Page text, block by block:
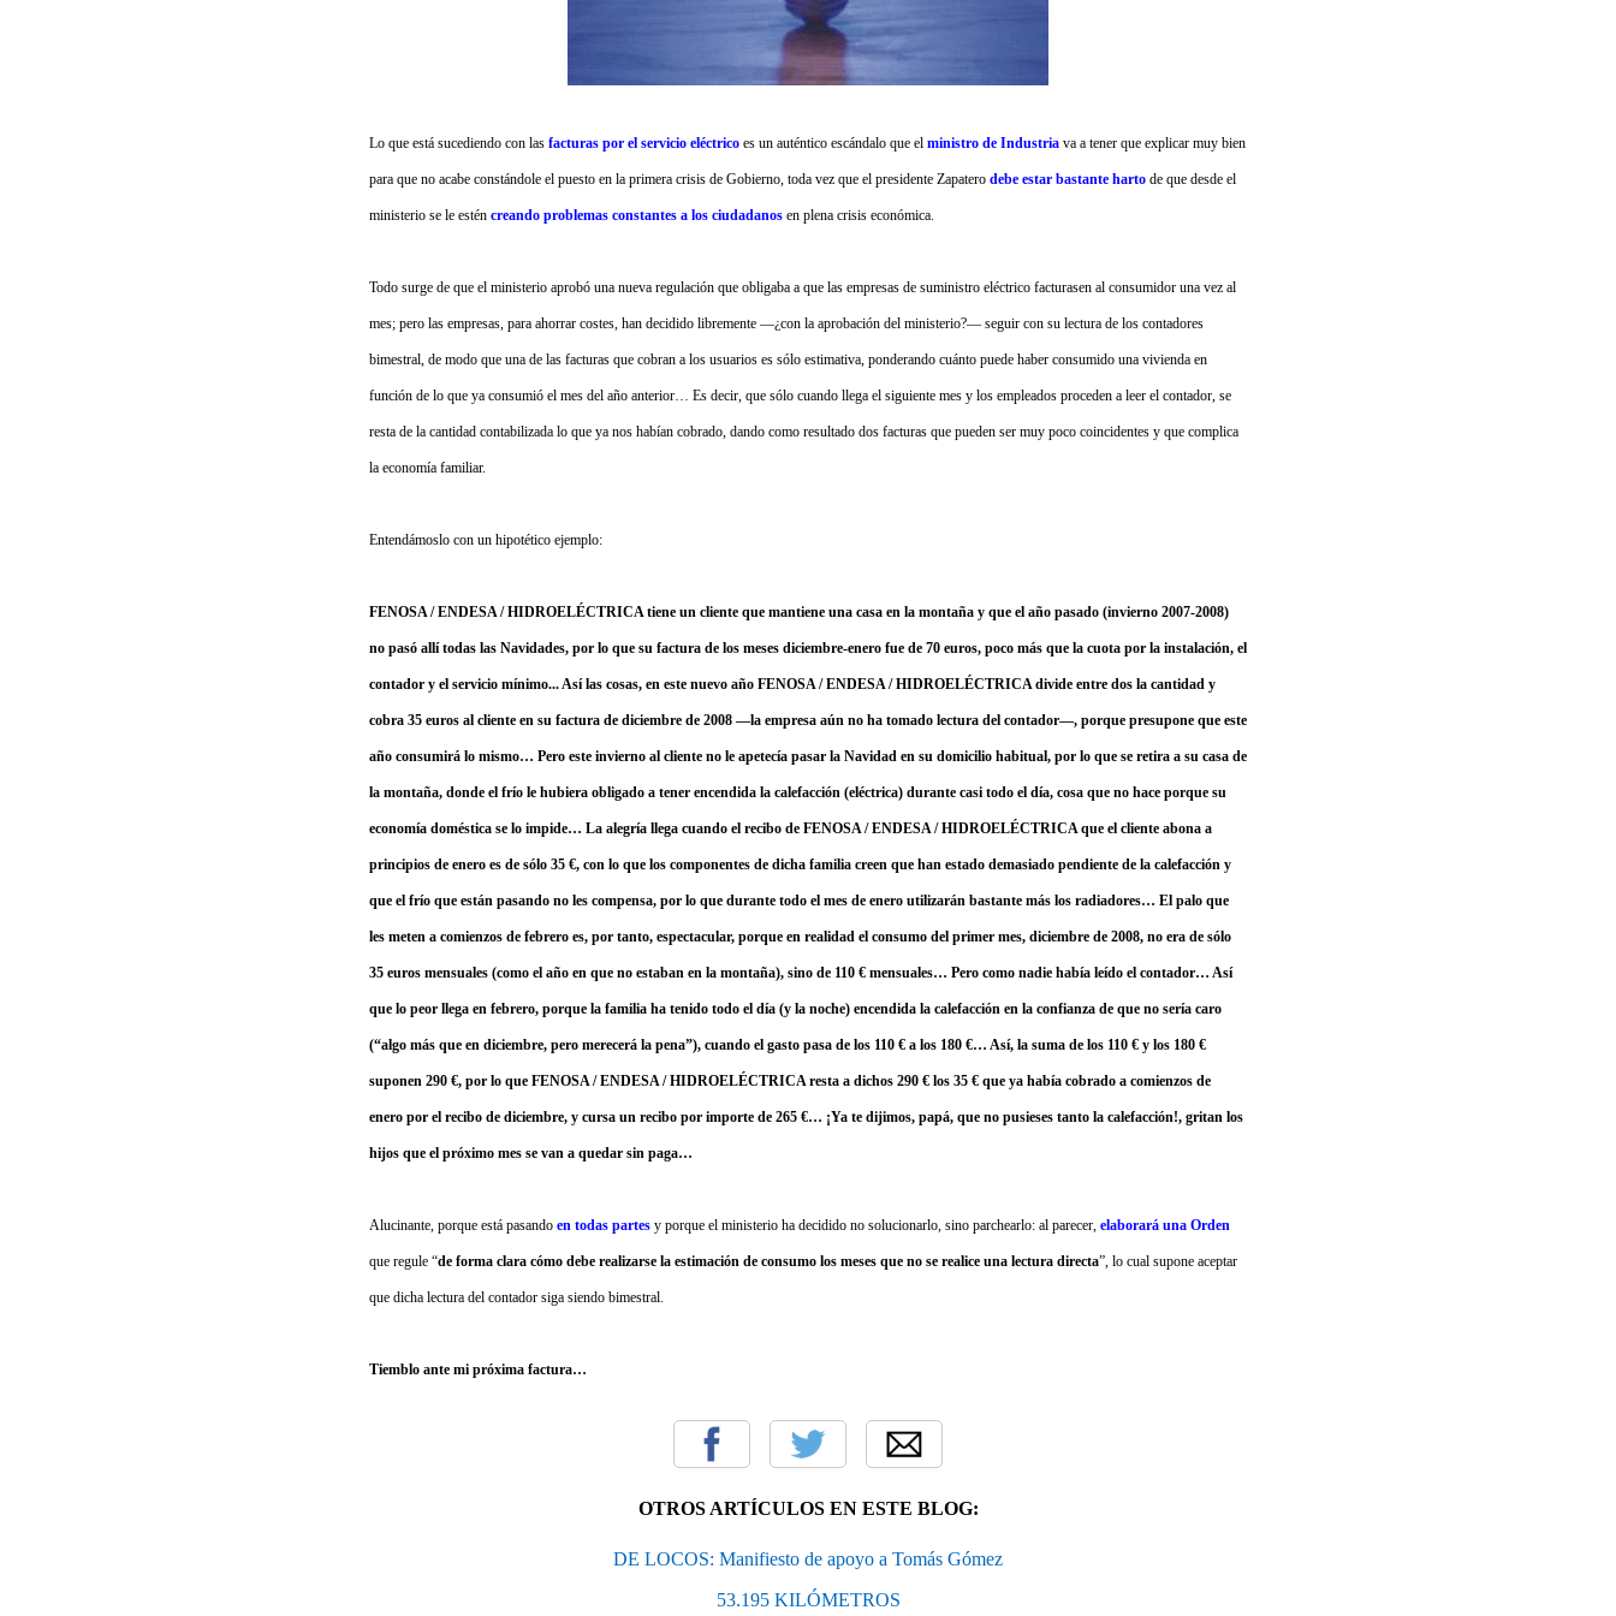
Lo que está sucediendo con las facturas por el servicio eléctrico es un auténtico escándalo que el ministro de Industria va a tener que explicar muy bien
para que no acabe constándole el puesto en la primera crisis de Gobierno, toda vez que el presidente Zapatero debe estar bastante harto de que desde el
ministerio se le estén creando problemas constantes a los ciudadanos en plena crisis económica.
Todo surge de que el ministerio aprobó una nueva regulación que obligaba a que las empresas de suministro eléctrico facturasen al consumidor una vez al
mes; pero las empresas, para ahorrar costes, han decidido libremente —¿con la aprobación del ministerio?— seguir con su lectura de los contadores
bimestral, de modo que una de las facturas que cobran a los usuarios es sólo estimativa, ponderando cuánto puede haber consumido una vivienda en
función de lo que ya consumió el mes del año anterior… Es decir, que sólo cuando llega el siguiente mes y los empleados proceden a leer el contador, se
resta de la cantidad contabilizada lo que ya nos habían cobrado, dando como resultado dos facturas que pueden ser muy poco coincidentes y que complica
la economía familiar.
Entendámoslo con un hipotético ejemplo:
FENOSA / ENDESA / HIDROELÉCTRICA tiene un cliente que mantiene una casa en la montaña y que el año pasado (invierno 2007-2008)
no pasó allí todas las Navidades, por lo que su factura de los meses diciembre-enero fue de 70 euros, poco más que la cuota por la instalación, el
contador y el servicio mínimo... Así las cosas, en este nuevo año FENOSA / ENDESA / HIDROELÉCTRICA divide entre dos la cantidad y
cobra 35 euros al cliente en su factura de diciembre de 2008 —la empresa aún no ha tomado lectura del contador—, porque presupone que este
año consumirá lo mismo… Pero este invierno al cliente no le apetecía pasar la Navidad en su domicilio habitual, por lo que se retira a su casa de
la montaña, donde el frío le hubiera obligado a tener encendida la calefacción (eléctrica) durante casi todo el día, cosa que no hace porque su
economía doméstica se lo impide… La alegría llega cuando el recibo de FENOSA / ENDESA / HIDROELÉCTRICA que el cliente abona a
principios de enero es de sólo 35 €, con lo que los componentes de dicha familia creen que han estado demasiado pendiente de la calefacción y
que el frío que están pasando no les compensa, por lo que durante todo el mes de enero utilizarán bastante más los radiadores… El palo que
les meten a comienzos de febrero es, por tanto, espectacular, porque en realidad el consumo del primer mes, diciembre de 2008, no era de sólo
35 euros mensuales (como el año en que no estaban en la montaña), sino de 110 € mensuales… Pero como nadie había leído el contador… Así
que lo peor llega en febrero, porque la familia ha tenido todo el día (y la noche) encendida la calefacción en la confianza de que no sería caro
(“algo más que en diciembre, pero merecerá la pena”), cuando el gasto pasa de los 110 € a los 180 €… Así, la suma de los 110 € y los 180 €
suponen 290 €, por lo que FENOSA / ENDESA / HIDROELÉCTRICA resta a dichos 290 € los 35 € que ya había cobrado a comienzos de
enero por el recibo de diciembre, y cursa un recibo por importe de 265 €… ¡Ya te dijimos, papá, que no pusieses tanto la calefacción!, gritan los
hijos que el próximo mes se van a quedar sin paga…
Alucinante, porque está pasando en todas partes y porque el ministerio ha decidido no solucionarlo, sino parchearlo: al parecer, elaborará una Orden
que regule “de forma clara cómo debe realizarse la estimación de consumo los meses que no se realice una lectura directa” , lo cual supone aceptar
que dicha lectura del contador siga siendo bimestral.
Tiemblo ante mi próxima factura…
OTROS ARTÍCULOS EN ESTE BLOG:
DE LOCOS: Manifiesto de apoyo a Tomás Gómez
53.195 KILÓMETROS